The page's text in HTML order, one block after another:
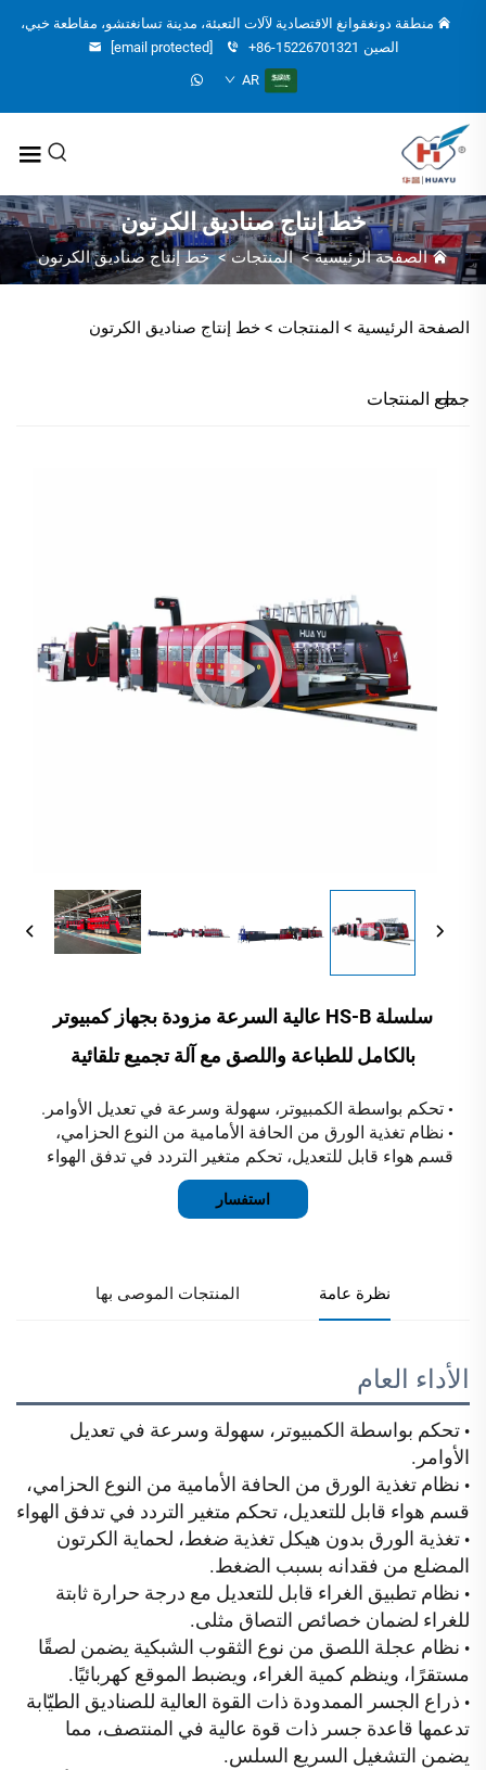
منطقة دونغقوانغ الاقتصادية لآلات التعبئة، مدينة تسانغتشو، مقاطعة خبي،
الصين +86-15226701321
[email protected]
AR
خط إنتاج صناديق الكرتون
الصفحة الرئيسية>المنتجات>خط إنتاج صناديق الكرتون
الصفحة الرئيسية > المنتجات > خط إنتاج صناديق الكرتون
جميع المنتجات
سلسلة HS-B عالية السرعة مزودة بجهاز كمبيوتر
بالكامل للطباعة واللصق مع آلة تجميع تلقائية
• تحكم بواسطة الكمبيوتر، سهولة وسرعة في تعديل الأوامر.
• نظام تغذية الورق من الحافة الأمامية من النوع الحزامي،
قسم هواء قابل للتعديل، تحكم متغير التردد في تدفق الهواء
استفسار
نظرة عامة المنتجات الموصى بها
الأداء العام
• تحكم بواسطة الكمبيوتر، سهولة وسرعة في تعديل
الأوامر.
• نظام تغذية الورق من الحافة الأمامية من النوع الحزامي،
قسم هواء قابل للتعديل، تحكم متغير التردد في تدفق الهواء
• تغذية الورق بدون هيكل تغذية ضغط، لحماية الكرتون
المضلع من فقدانه بسبب الضغط.
• نظام تطبيق الغراء قابل للتعديل مع درجة حرارة ثابتة
للغراء لضمان خصائص التصاق مثلى.
• نظام عجلة اللصق من نوع الثقوب الشبكية يضمن لصقًا
مستقرًا، وينظم كمية الغراء، ويضبط الموقع كهربائيًا.
• ذراع الجسر الممدودة ذات القوة العالية للصناديق الطيّابة
تدعمها قاعدة جسر ذات قوة عالية في المنتصف، مما
يضمن التشغيل السريع السلس.